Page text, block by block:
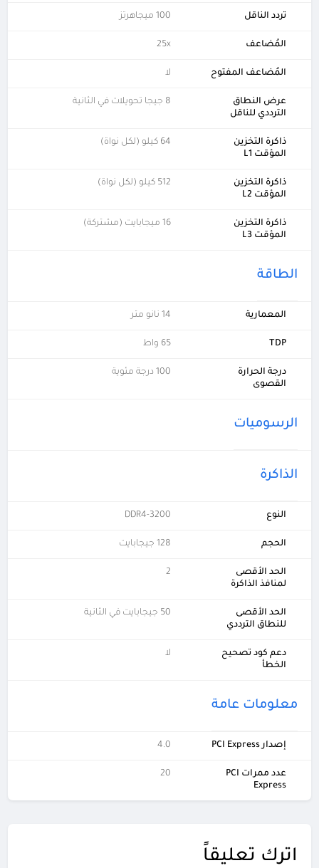
تردد الناقل 100 ميجاهرتز
المُضاعف 25x
المُضاعف المفتوح لا
عرض النطاق
الترددي للناقل
8 جيجا تحويلات في الثانية
ذاكرة التخزين
المؤقت L1
64 كيلو (لكل نواة)
ذاكرة التخزين
المؤقت L2
512 كيلو (لكل نواة)
ذاكرة التخزين
المؤقت L3
16 ميجابايت (مشتركة)
الطاقة
المعمارية 14 نانو متر
TDP 65 واط
درجة الحرارة
القصوى
100 درجة مئوية
الرسوميات
الذاكرة
النوع DDR4-3200
الحجم 128 جيجابايت
الحد الأقصى
لمنافذ الذاكرة
2
الحد الأقصى
للنطاق الترددي
50 جيجابايت في الثانية
دعم كود تصحيح
الخطأ
لا
معلومات عامة
إصدار PCI Express 4.0
عدد ممرات PCI
Express
20
اترك تعليقاً